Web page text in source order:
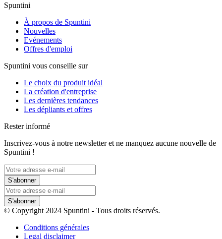
Spuntini
À propos de Spuntini
Nouvelles
Evénements
Offres d'emploi
Spuntini vous conseille sur
Le choix du produit idéal
La création d'entreprise
Les dernières tendances
Les dépliants et offres
Rester informé
Inscrivez-vous à notre newsletter et ne manquez aucune nouvelle de
Spuntini !
S'abonner
S'abonner
© Copyright 2024 Spuntini - Tous droits réservés.
Conditions générales
Legal disclaimer